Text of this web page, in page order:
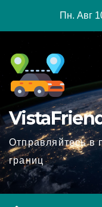
Пн. Авг
Отправляйтесь в
границ